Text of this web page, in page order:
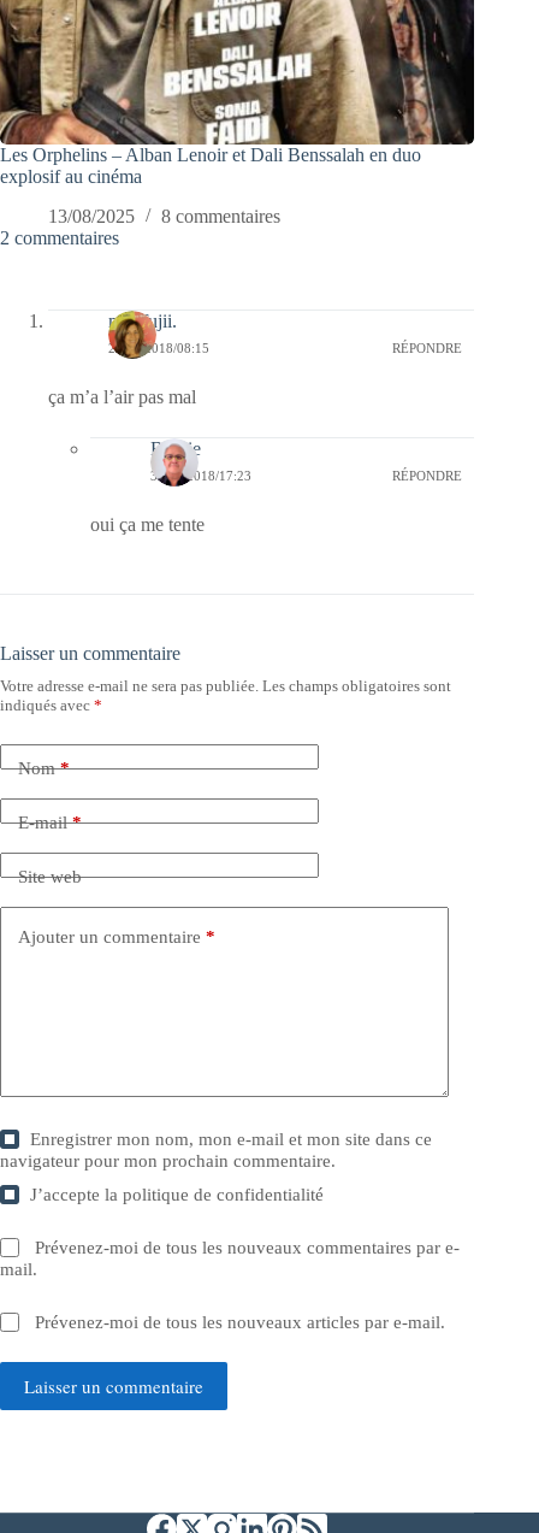
Les Orphelins – Alban Lenoir et Dali Benssalah en duo
explosif au cinéma
13/08/2025
8 commentaires
2 commentaires
missfujii.
29/08/2018/08:15 RÉPONDRE
ça m’a l’air pas mal
Bernie
30/08/2018/17:23 RÉPONDRE
oui ça me tente
Laisser un commentaire
Votre adresse e-mail ne sera pas publiée. Les champs obligatoires sont
indiqués avec *
Nom*
E-mail*
Site web
Ajouter un commentaire *
Enregistrer mon nom, mon e-mail et mon site dans ce
navigateur pour mon prochain commentaire.
J’accepte lapolitique de confidentialité
Prévenez-moi de tous les nouveaux commentaires par e-
mail.
Prévenez-moi de tous les nouveaux articles par e-mail.
Laisser un commentaire